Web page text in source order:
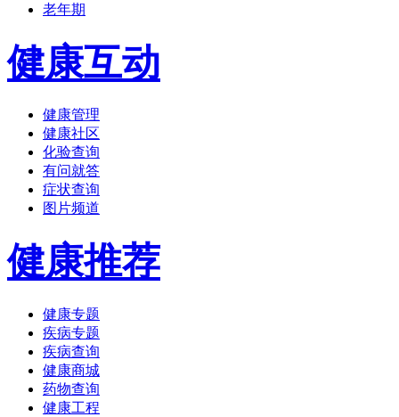
老年期
健康互动
健康管理
健康社区
化验查询
有问就答
症状查询
图片频道
健康推荐
健康专题
疾病专题
疾病查询
健康商城
药物查询
健康工程